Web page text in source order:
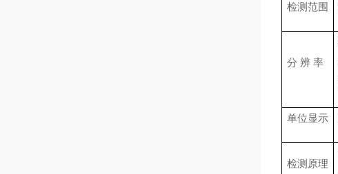
检测范围
分 辨 率
单位显示
检测原理